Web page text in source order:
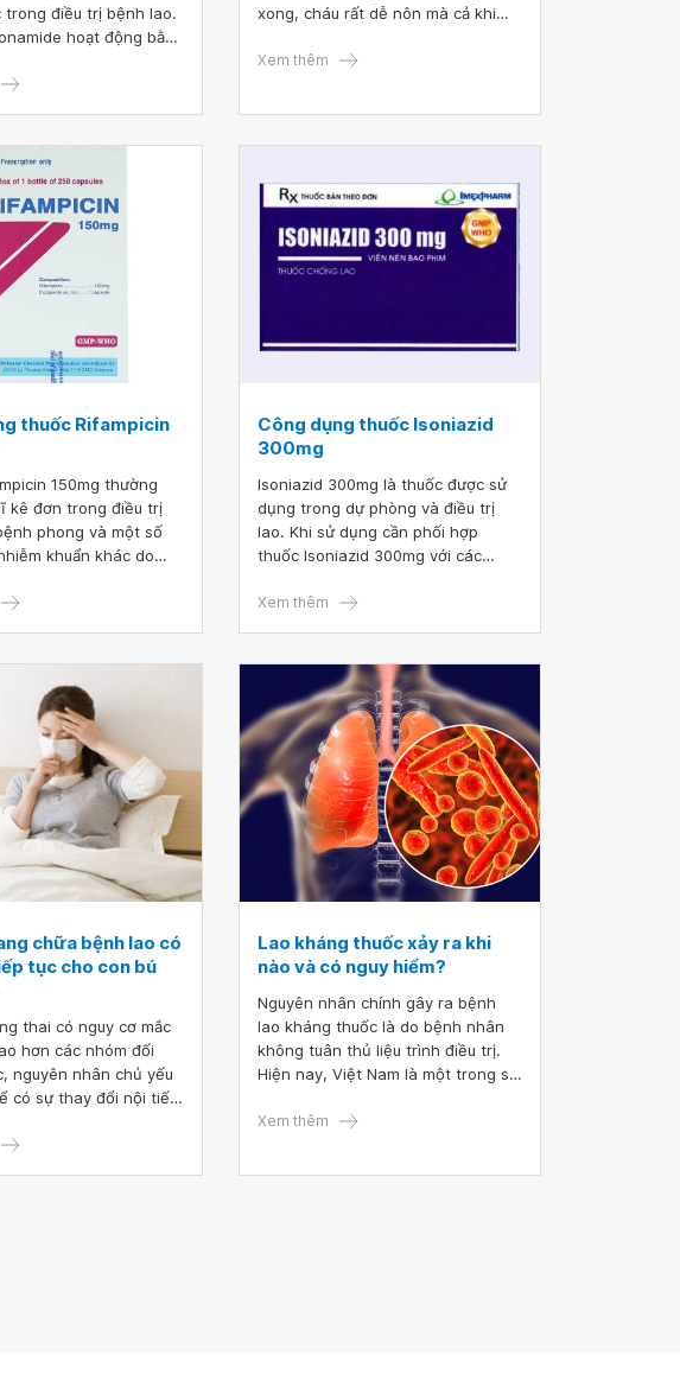
trong điều trị bệnh lao.
hoạt động bằng
tác dụng điều trị các
trùng do virus.
xong, cháu rất dễ nôn mà cả khi
nôn sau khi ăn. Bác sĩ có lời khuyên
Xem thêm
thuốc Rifampicin
150mg thường
kê đơn trong điều trị
phong và một số
khuẩn khác do
suốt quá trình sử
chỉ định.
Công dụng thuốc Isoniazid
300mg
Isoniazid 300mg là thuốc được sử
dụng trong dự phòng và điều trị
lao. Khi sử dụng cần phối hợp
thuốc Isoniazid 300mg với các
không được dùng đơn độc để đề
Xem thêm
chữa bệnh lao có
tục cho con bú
thai có nguy cơ mắc
hơn các nhóm đối
nguyên nhân chủ yếu
có sự thay đổi nội tiết
giảm. Điều mà thai
Lao kháng thuốc xảy ra khi
nào và có nguy hiểm?
Nguyên nhân chính gây ra bệnh
lao kháng thuốc là do bệnh nhân
không tuân thủ liệu trình điều trị.
Hiện nay, Việt Nam là một trong số
kháng thuốc cao trên thế giới. Mặc
Xem thêm